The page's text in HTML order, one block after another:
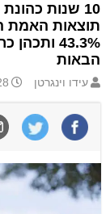
10 שנות
תוצאות האמת
43.3%
הבאות
עידו וינגרטן 28 פברואר